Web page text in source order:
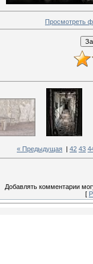
Просмотреть
« Предыдущая 42 43
Добавлять комментарии
[